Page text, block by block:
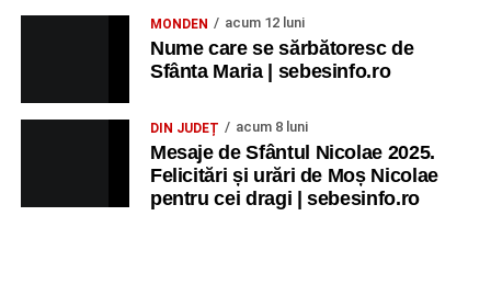
MONDEN acum 12 luni
Nume care se sărbătoresc de
Sfânta Maria | sebesinfo.ro
DIN JUDEȚ acum 8 luni
Mesaje de Sfântul Nicolae 2025.
Felicitări și urări de Moș Nicolae
pentru cei dragi | sebesinfo.ro